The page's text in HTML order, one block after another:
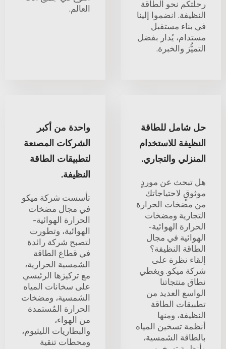
رحلتكم نحو الطاقة
النظيفة. انضموا إلينا
في بناء مستقبل
مستدام، يُدار بفضل
التميُّز والخبرة.
العالم.
حل شامل للطاقة
النظيفة للاستخدام
المنزلي والتجاري.
هل تبحث عن موردٍ
موثوقٍ لاحتياجاتك
من مضخات الحرارة
التجارية ومضخات
الحرارة الهوائية-
الهوائية في مجال
الطاقة النظيفة؟
إلقاء نظرة على
شركة ميكو. ويغطي
نطاق منتجاتنا
الواسع العديد من
تطبيقات الطاقة
النظيفة، ومنها
أنظمة تسخين المياه
بالطاقة الشمسية،
واحدة من أكبر
الشركات المصنعة
لتطبيقات الطاقة
النظيفة.
تأسست شركة ميكو
في مجال مضخات
الحرارة الهوائية-
الهوائية، وتطورت
لتصبح شركة رائدة
في قطاع الطاقة
الشمسية الحرارية،
مع تركيزها الرئيسي
على سخانات المياه
الشمسية، ومضخات
الحرارة المُستمدة
من الهواء،
والبطاريات الليثيوم،
ومحطات تنقية